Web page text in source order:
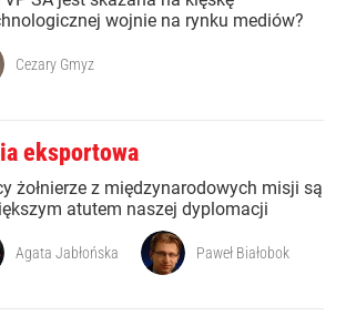
wojnie na rynku mediów?
Cezary Gmyz
eksportowa
żołnierze z międzynarodowych misji są
atutem naszej dyplomacji
Agata Jabłońska Paweł Białobok